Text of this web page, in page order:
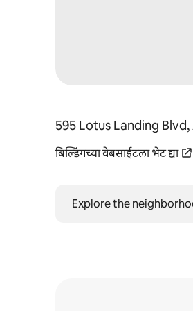
595 Lotus Landing
बिल्डिंगच्या वेबसाईटला भेट द्या
Explore the